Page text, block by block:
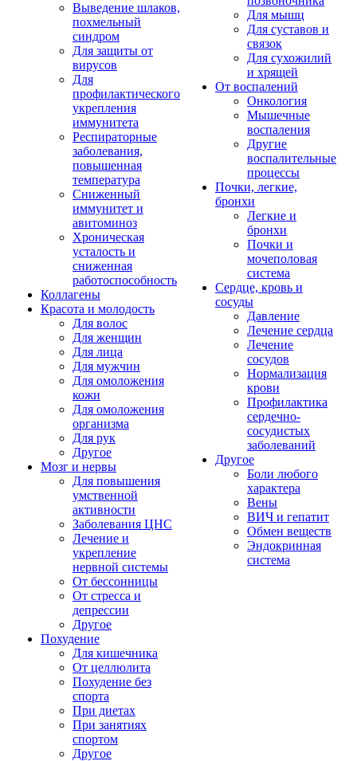
Выведение шлаков,
похмельный
синдром
Для защиты от
вирусов
Для
профилактического
укрепления
иммунитета
Респираторные
заболевания,
повышенная
температура
Сниженный
иммунитет и
авитоминоз
Хроническая
усталость и
сниженная
работоспособность
Коллагены
Красота и молодость
Для волос
Для женщин
Для лица
Для мужчин
Для омоложения
кожи
Для омоложения
организма
Для рук
Другое
Мозг и нервы
Для повышения
умственной
активности
Заболевания ЦНС
Лечение и
укрепление
нервной системы
От бессонницы
От стресса и
депрессии
Другое
Похудение
Для кишечника
От целлюлита
Похудение без
спорта
При диетах
При занятиях
спортом
Другое
Для мышц
Для суставов и
связок
Для сухожилий
и хрящей
От воспалений
Онкология
Мышечные
воспаления
Другие
воспалительные
процессы
Почки, легкие,
бронхи
Легкие и
бронхи
Почки и
мочеполовая
система
Сердце, кровь и
сосуды
Давление
Лечение сердца
Лечение
сосудов
Нормализация
крови
Профилактика
сердечно-
сосудистых
заболеваний
Другое
Боли любого
характера
Вены
ВИЧ и гепатит
Обмен веществ
Эндокринная
система